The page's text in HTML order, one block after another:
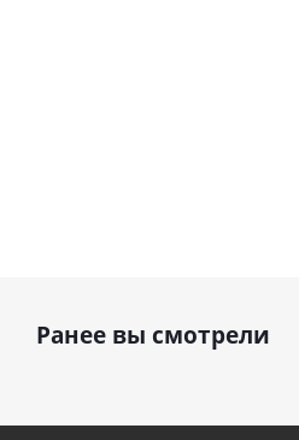
Ранее вы смотрели